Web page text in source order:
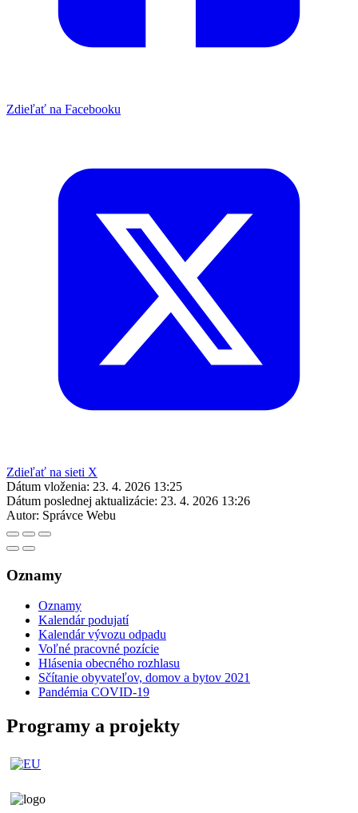
Zdieľať na Facebooku
Zdieľať na sieti X
Dátum vloženia: 23. 4. 2026 13:25
Dátum poslednej aktualizácie: 23. 4. 2026 13:26
Autor: Správce Webu
Oznamy
Oznamy
Kalendár podujatí
Kalendár vývozu odpadu
Voľné pracovné pozície
Hlásenia obecného rozhlasu
Sčítanie obyvateľov, domov a bytov 2021
Pandémia COVID-19
Programy a projekty